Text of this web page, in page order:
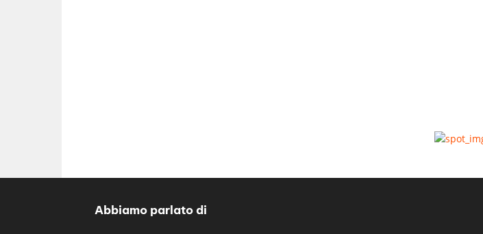
Abbiamo parlato di